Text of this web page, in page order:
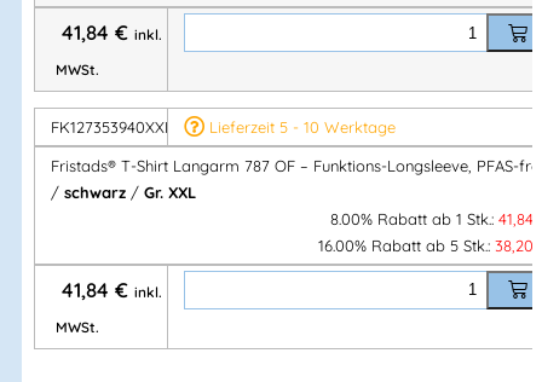
atmungsaktivem Polyester. Schweißtransportierend,
strapazierfähig & PFAS-frei. Ideal für Arbeit & Industrie.
Artikelnummer:FK127353 Kategorien:Shirts & Co,Shirts & Co,
Kälte und Regen,BAU & MONTAGE,Winterjacken,KÄLTE,
WIND & REGEN,Winterjacken ,Jacken,FRISTADS®
Herstellerinformationen
Fristads Sverige AB
41,84 € inkl.
MWSt.
FK127353940XXL
Lieferzeit 5 - 10 Werktage
Fristads® T-Shirt Langarm 787 OF – Funktions-Longsleeve, PFAS-frei
/ schwarz/ Gr. XXL
8.00% Rabatt ab 1 Stk.: 41,84
16.00% Rabatt ab 5 Stk.: 38,20
41,84 € inkl.
MWSt.